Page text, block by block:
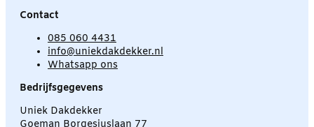
Contact
085 060 4431
info@uniekdakdekker.nl
Whatsapp ons
Bedrijfsgegevens
Uniek Dakdekker